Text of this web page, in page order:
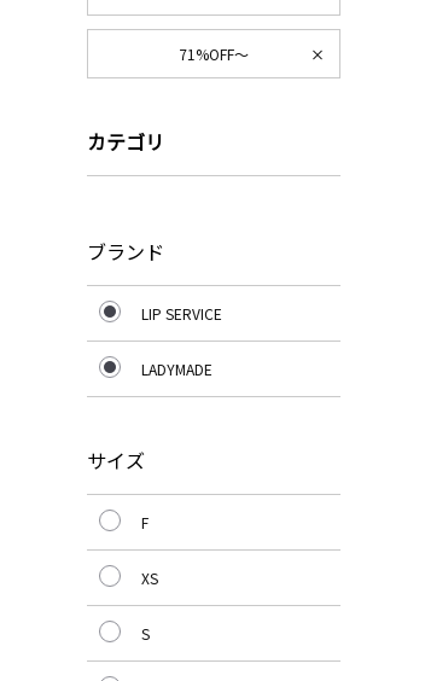
71%OFF～
カテゴリ
ブランド
LIP SERVICE
LADYMADE
サイズ
F
XS
S